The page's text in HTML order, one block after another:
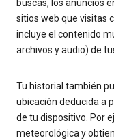
buscas, los anuncios
sitios web que visitas
incluye el contenido
archivos y audio) de
Tu historial también
ubicación deducida a
de tu dispositivo. Por
meteorológica y